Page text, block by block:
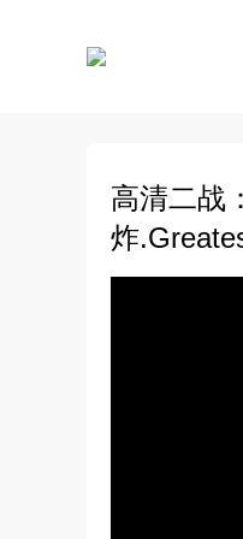
高清二战
炸